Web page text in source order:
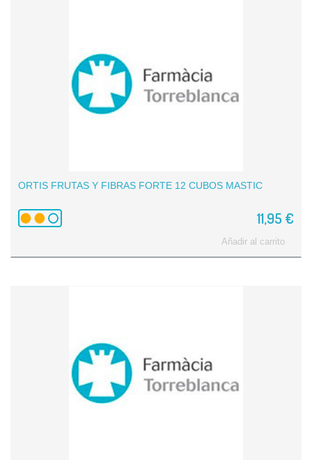
ORTIS FRUTAS Y FIBRAS FORTE 12 CUBOS MASTIC
11,95 €
Añadir al carrito